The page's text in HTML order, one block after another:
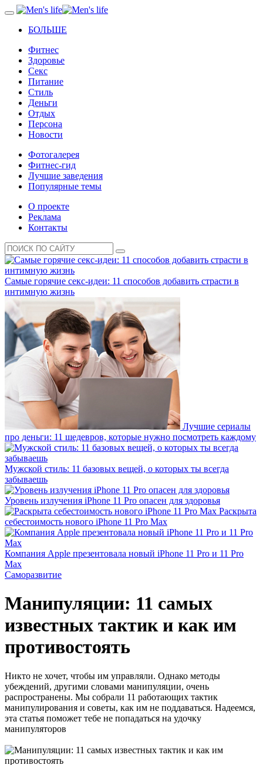
БОЛЬШЕ
Фитнес
Здоровье
Секс
Питание
Стиль
Деньги
Отдых
Персона
Новости
Фотогалерея
Фитнес-гид
Лучшие заведения
Популярные темы
О проекте
Реклама
Контакты
Самые горячие секс-идеи: 11 способов добавить страсти в
интимную жизнь
Лучшие сериалы
про деньги: 11 шедевров, которые нужно посмотреть каждому
Мужской стиль: 11 базовых вещей, о которых ты всегда
забываешь
Уровень излучения iPhone 11 Pro опасен для здоровья
Раскрыта
себестоимость нового iPhone 11 Pro Max
Компания Apple презентовала новый iPhone 11 Pro и 11 Pro
Max
Саморазвитие
Манипуляции: 11 самых
известных тактик и как им
противостоять
Никто не хочет, чтобы им управляли. Однако методы
убеждений, другими словами манипуляции, очень
распространены. Мы собрали 11 работающих тактик
манипулирования и советы, как им не поддаваться. Надеемся,
эта статья поможет тебе не попадаться на удочку
манипуляторов